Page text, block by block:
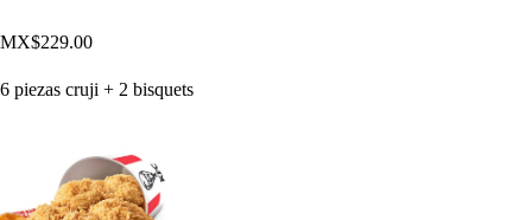
MX$229.00
6 piezas cruji + 2 bisquets